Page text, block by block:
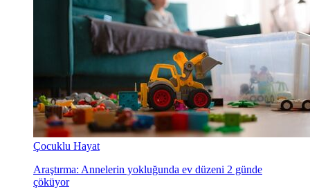
Çocuklu Hayat
Araştırma: Annelerin yokluğunda ev düzeni 2 günde
çöküyor